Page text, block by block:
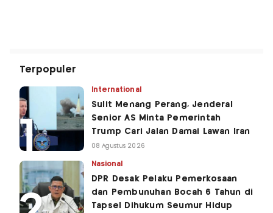
Terpopuler
International
Sulit Menang Perang, Jenderal
Senior AS Minta Pemerintah
Trump Cari Jalan Damai Lawan Iran
08 Agustus 2026
Nasional
DPR Desak Pelaku Pemerkosaan
dan Pembunuhan Bocah 6 Tahun di
Tapsel Dihukum Seumur Hidup